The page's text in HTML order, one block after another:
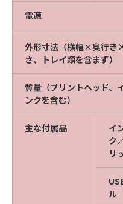
電源
外形寸法（横幅×奥行き
さ、トレイ類を含まず）
質量（プリントヘッド、
ンクを含む）
主な付属品
イ
ク
リ
ル